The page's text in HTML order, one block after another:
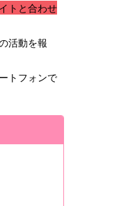
トと合わせ
活動を報
トフォンで